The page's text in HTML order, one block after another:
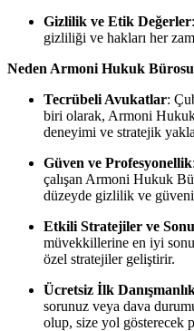
Gizlilik ve Etik Değerler
gizliliği ve hakları her
Neden Armoni Hukuk
Tecrübeli Avukatlar:
biri olarak, Armoni
deneyimi ve stratejik
Güven ve Profesyonellik
çalışan Armoni Hukuk
düzeyde gizlilik ve
Etkili Stratejiler ve
müvekkillerine en iyi
özel stratejiler geliştirir.
Ücretsiz İlk
sorunuz veya dava
olup, size yol gösterecek